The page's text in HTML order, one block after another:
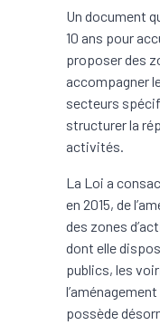
Un document
10 ans pour
proposer des
accompagner
secteurs
structurer la
activités.
La Loi a
en 2015, de
des zones
dont elle
publics, les
possède